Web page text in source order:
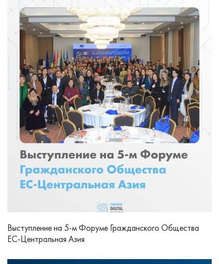
Выступление на 5-м Форуме Гражданского Общества
ЕС-Центральная Азия